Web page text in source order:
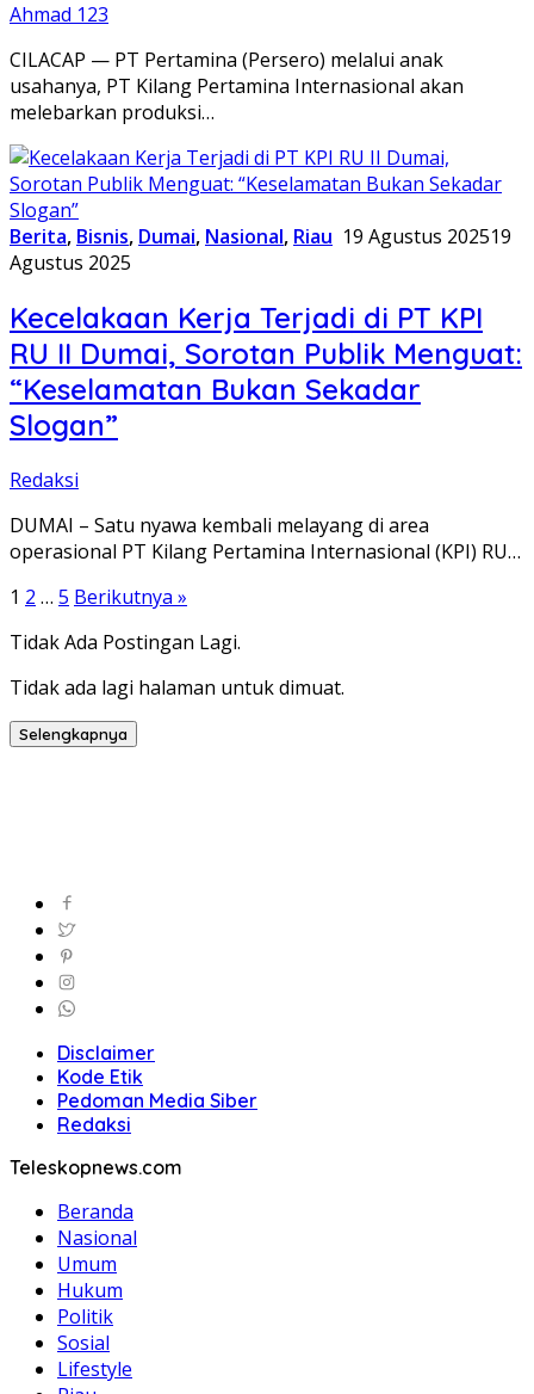
Ahmad 123
CILACAP — PT Pertamina (Persero) melalui anak
usahanya, PT Kilang Pertamina Internasional akan
melebarkan produksi…
Berita, Bisnis, Dumai, Nasional, Riau 19 Agustus 202519
Agustus 2025
Kecelakaan Kerja Terjadi di PT KPI
RU II Dumai, Sorotan Publik Menguat:
“Keselamatan Bukan Sekadar
Slogan”
Redaksi
DUMAI – Satu nyawa kembali melayang di area
operasional PT Kilang Pertamina Internasional (KPI) RU…
Paginasi
pos
1 2 … 5 Berikutnya »
Tidak Ada Postingan Lagi.
Tidak ada lagi halaman untuk dimuat.
Selengkapnya
Disclaimer
Kode Etik
Pedoman Media Siber
Redaksi
Teleskopnews.com
Beranda
Nasional
Umum
Hukum
Politik
Sosial
Lifestyle